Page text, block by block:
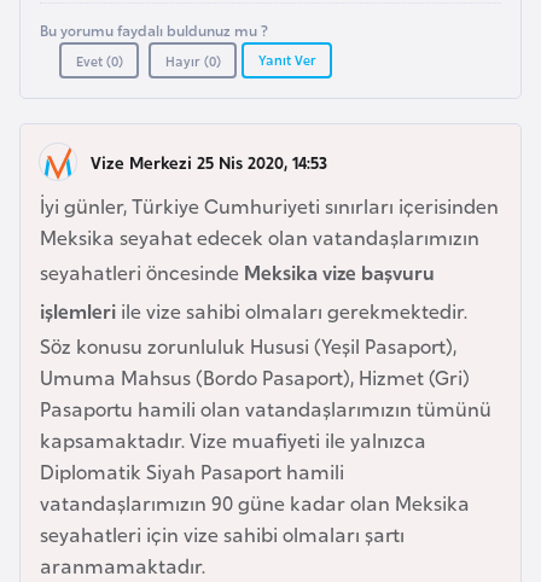
Bu yorumu faydalı buldunuz mu ?
Evet (0) Hayır (0) Yanıt Ver
Vize Merkezi 25 Nis 2020, 14:53
İyi günler, Türkiye Cumhuriyeti sınırları içerisinden
Meksika seyahat edecek olan vatandaşlarımızın
seyahatleri öncesinde Meksika vize başvuru
işlemleri ile vize sahibi olmaları gerekmektedir.
Söz konusu zorunluluk Hususi (Yeşil Pasaport),
Umuma Mahsus (Bordo Pasaport), Hizmet (Gri)
Pasaportu hamili olan vatandaşlarımızın tümünü
kapsamaktadır. Vize muafiyeti ile yalnızca
Diplomatik Siyah Pasaport hamili
vatandaşlarımızın 90 güne kadar olan Meksika
seyahatleri için vize sahibi olmaları şartı
aranmamaktadır.
y
c
a
n
B
a
h
r
e
y
n
B